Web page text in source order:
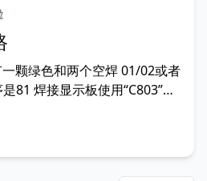
颗绿色和两个空焊 01/02或者
81 焊接显示板使用“C803”治